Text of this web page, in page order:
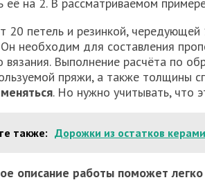
её на 2. В рассматриваемом
20 петель и резинкой,
необходим для составления
вязания. Выполнение расчёта по
пряжи, а также толщины
. Но нужно учитывать, что
также: Дорожки из остатков
описание работы поможет